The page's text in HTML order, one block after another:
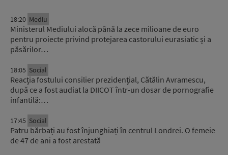
18:20 Mediu
Ministerul Mediului alocă până la zece milioane de euro
pentru proiecte privind protejarea castorului eurasiatic și a
păsărilor…
18:05 Social
Reacția fostului consilier prezidențial, Cătălin Avramescu,
după ce a fost audiat la DIICOT într-un dosar de pornografie
infantilă:…
17:45 Social
Patru bărbați au fost înjunghiați în centrul Londrei. O femeie
de 47 de ani a fost arestată